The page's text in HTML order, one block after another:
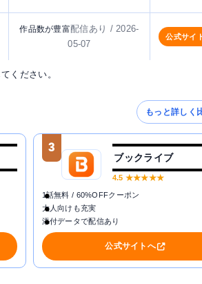
作品数が豊富配信あり / 2026-
05-07
公式サイ
ください。
もっと詳しく
3
ブックライブ
4.5 ★★★★★
1話無料 / 60%OFFクーポン
大人向けも充実
添付データで配信あり
公式サイトへ